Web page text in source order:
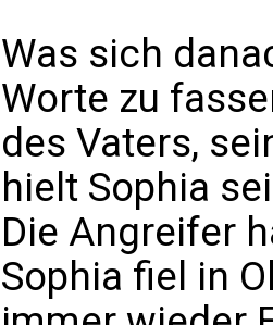
Was sich
Worte zu
des Vaters,
hielt Sophia
Die Angreifer
Sophia fiel in